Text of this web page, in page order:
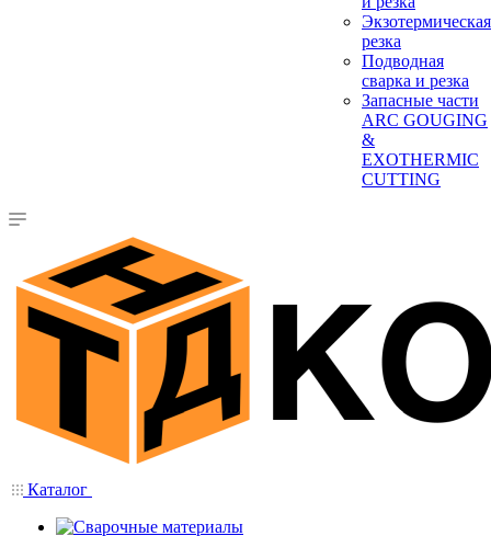
Экзотермическая
резка
Подводная
сварка и резка
Запасные части
ARC GOUGING
&
EXOTHERMIC
CUTTING
Каталог